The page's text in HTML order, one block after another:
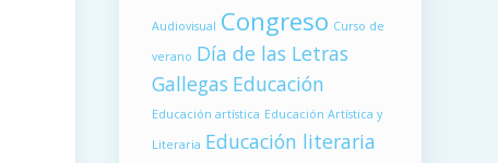
Audiovisual Congreso Curso de
verano Día de las Letras
Gallegas Educación
Educación artística Educación Artística y
Literaria Educación literaria